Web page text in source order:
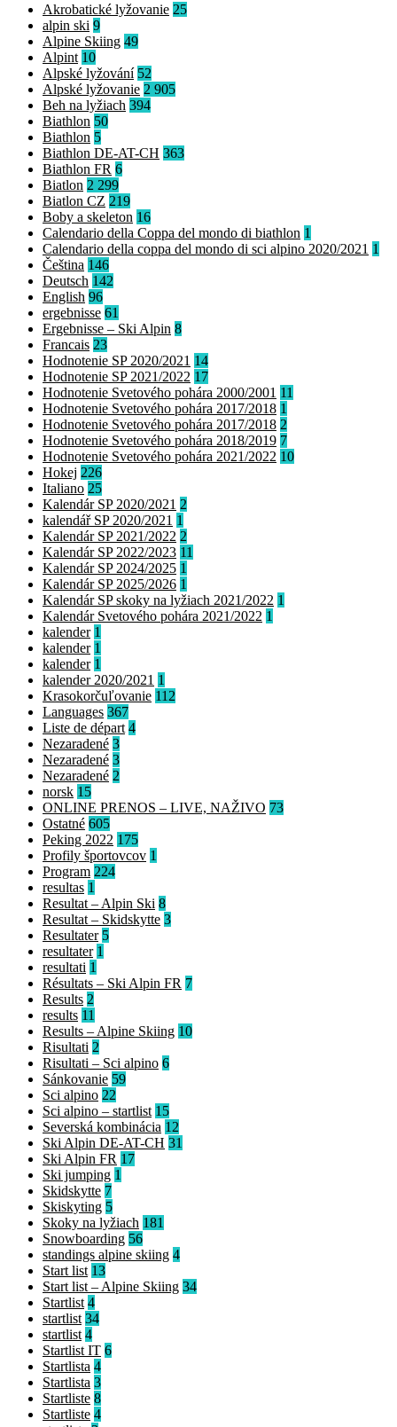
Akrobatické lyžovanie 25
alpin ski 9
Alpine Skiing 49
Alpint 10
Alpské lyžování 52
Alpské lyžovanie 2 905
Beh na lyžiach 394
Biathlon 50
Biathlon 5
Biathlon DE-AT-CH 363
Biathlon FR 6
Biatlon 2 299
Biatlon CZ 219
Boby a skeleton 16
Calendario della Coppa del mondo di biathlon 1
Calendario della coppa del mondo di sci alpino 2020/2021 1
Čeština 146
Deutsch 142
English 96
ergebnisse 61
Ergebnisse – Ski Alpin 8
Francais 23
Hodnotenie SP 2020/2021 14
Hodnotenie SP 2021/2022 17
Hodnotenie Svetového pohára 2000/2001 11
Hodnotenie Svetového pohára 2017/2018 1
Hodnotenie Svetového pohára 2017/2018 2
Hodnotenie Svetového pohára 2018/2019 7
Hodnotenie Svetového pohára 2021/2022 10
Hokej 226
Italiano 25
Kalendár SP 2020/2021 2
kalendář SP 2020/2021 1
Kalendár SP 2021/2022 2
Kalendár SP 2022/2023 11
Kalendár SP 2024/2025 1
Kalendár SP 2025/2026 1
Kalendár SP skoky na lyžiach 2021/2022 1
Kalendár Svetového pohára 2021/2022 1
kalender 1
kalender 1
kalender 1
kalender 2020/2021 1
Krasokorčuľovanie 112
Languages 367
Liste de départ 4
Nezaradené 3
Nezaradené 3
Nezaradené 2
norsk 15
ONLINE PRENOS – LIVE, NAŽIVO 73
Ostatné 605
Peking 2022 175
Profily športovcov 1
Program 224
resultas 1
Resultat – Alpin Ski 8
Resultat – Skidskytte 3
Resultater 5
resultater 1
resultati 1
Résultats – Ski Alpin FR 7
Results 2
results 11
Results – Alpine Skiing 10
Risultati 2
Risultati – Sci alpino 6
Sánkovanie 59
Sci alpino 22
Sci alpino – startlist 15
Severská kombinácia 12
Ski Alpin DE-AT-CH 31
Ski Alpin FR 17
Ski jumping 1
Skidskytte 7
Skiskyting 5
Skoky na lyžiach 181
Snowboarding 56
standings alpine skiing 4
Start list 13
Start list – Alpine Skiing 34
Startlist 4
startlist 34
startlist 4
Startlist IT 6
Startlista 4
Startlista 3
Startliste 8
Startliste 4